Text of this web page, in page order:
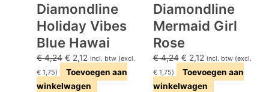
Diamondline
Holiday Vibes
Blue Hawai
€4,24 € 2,12 incl. btw (excl.
€ 1,75)
Toevoegen aan
winkelwagen
Diamondline
Mermaid Girl
Rose
€4,24 € 2,12 incl. btw (excl.
€1,75)
Toevoegen aan
winkelwagen